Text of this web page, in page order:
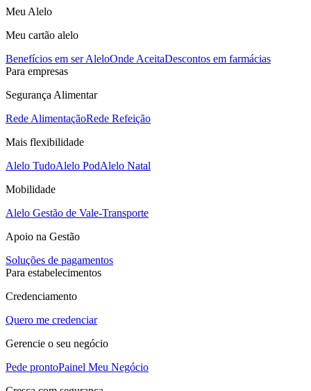
Meu Alelo
Meu cartão alelo
Benefícios em ser AleloOnde AceitaDescontos em farmácias
Para empresas
Segurança Alimentar
Rede AlimentaçãoRede Refeição
Mais flexibilidade
Alelo TudoAlelo PodAlelo Natal
Mobilidade
Alelo Gestão de Vale-Transporte
Apoio na Gestão
Soluções de pagamentos
Para estabelecimentos
Credenciamento
Quero me credenciar
Gerencie o seu negócio
Pede prontoPainel Meu Negócio